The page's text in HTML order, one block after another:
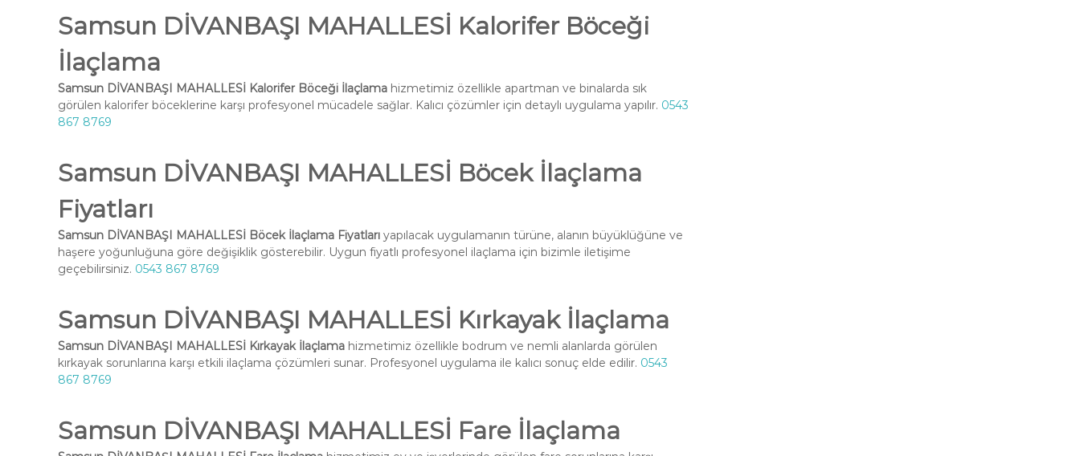
Samsun DİVANBAŞI MAHALLESİ Kalorifer Böceği
İlaçlama
Samsun DİVANBAŞI MAHALLESİ Kalorifer Böceği İlaçlama hizmetimiz özellikle apartman ve binalarda sık
görülen kalorifer böceklerine karşı profesyonel mücadele sağlar. Kalıcı çözümler için detaylı uygulama yapılır. 0543
867 8769
Samsun DİVANBAŞI MAHALLESİ Böcek İlaçlama
Fiyatları
Samsun DİVANBAŞI MAHALLESİ Böcek İlaçlama Fiyatları yapılacak uygulamanın türüne, alanın büyüklüğüne ve
haşere yoğunluğuna göre değişiklik gösterebilir. Uygun fiyatlı profesyonel ilaçlama için bizimle iletişime
geçebilirsiniz. 0543 867 8769
Samsun DİVANBAŞI MAHALLESİ Kırkayak İlaçlama
Samsun DİVANBAŞI MAHALLESİ Kırkayak İlaçlama hizmetimiz özellikle bodrum ve nemli alanlarda görülen
kırkayak sorunlarına karşı etkili ilaçlama çözümleri sunar. Profesyonel uygulama ile kalıcı sonuç elde edilir. 0543
867 8769
Samsun DİVANBAŞI MAHALLESİ Fare İlaçlama